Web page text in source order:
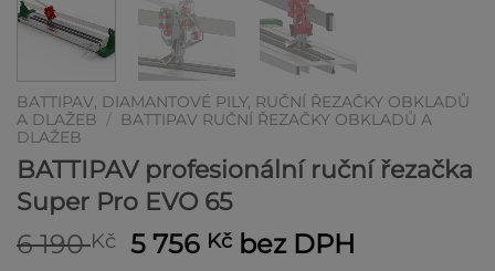
BATTIPAV, DIAMANTOVÉ PILY, RUČNÍ ŘEZAČKY OBKLADŮ
A DLAŽEB
/
BATTIPAV RUČNÍ ŘEZAČKY OBKLADŮ A
DLAŽEB
BATTIPAV profesionální ruční řezačka
Super Pro EVO 65
6 190Kč
Původní
5 756 KčAktuální
bez DPH